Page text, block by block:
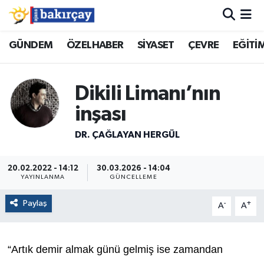
GÜNDEM ÖZELHABER SİYASET ÇEVRE
Dikili Limanı’nın
inşası
DR. ÇAĞLAYAN HERGÜL
20.02.2022 - 14:12
YAYINLANMA
30.03.2026 - 14:04
GÜNCELLEME
Paylaş A- A+
“Artık demir almak günü gelmiş ise zamandan
İzmir Nöbetçi Eczaneler
İzmir Namaz Vakitleri
İzmir Trafik Yoğunluk Haritası
Süper Lig Puan Durumu ve Fikstür
Tüm Manşetler
Haber Arşivi